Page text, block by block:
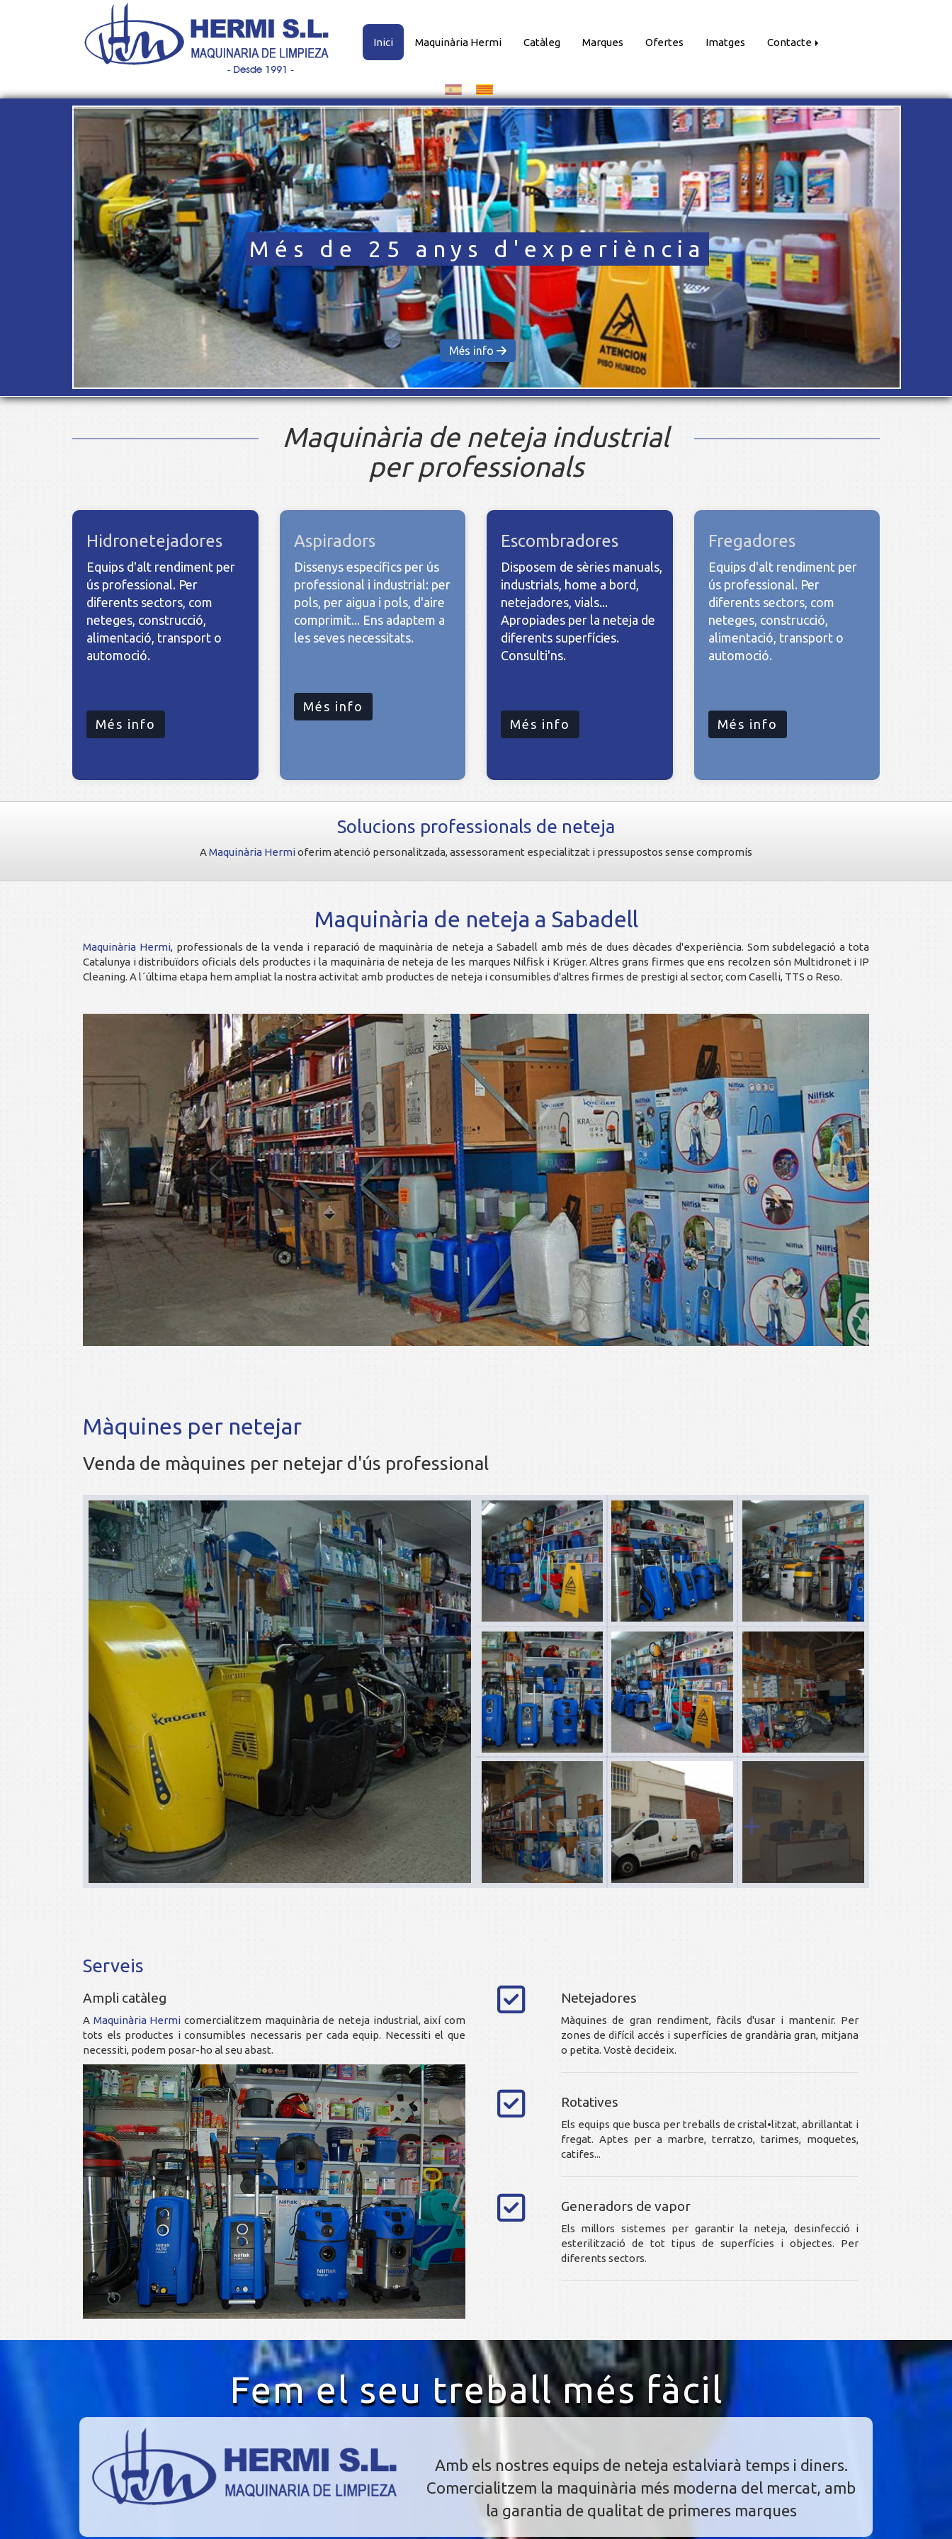
Inici Maquinària Hermi Catàleg Marques Ofertes Imatges Contacte
Primeres marques al millor preu
Maquinària de neteja a Sabadell
Maquinària de neteja industrial
per professionals
Hidronetejadores
Equips d'alt rendiment per
ús professional. Per
diferents sectors, com
neteges, construcció,
alimentació, transport o
automoció.
Més info
Aspiradors
Dissenys específics per ús
professional i industrial: per
pols, per aigua i pols, d'aire
comprimit... Ens adaptem a
les seves necessitats.
Més info
Escombradores
Disposem de sèries manuals,
industrials, home a bord,
netejadores, vials...
Apropiades per la neteja de
diferents superfícies.
Consulti'ns.
Més info
Fregadores
Equips d'alt rendiment per
ús professional. Per
diferents sectors, com
neteges, construcció,
alimentació, transport o
automoció.
Més info
Solucions professionals de neteja
AMaquinària Hermioferim atenció personalitzada, assessorament especialitzat i pressupostos sense compromís
Maquinària de neteja a Sabadell
Maquinària Hermi, professionals de la venda i reparació de maquinària de neteja a Sabadell amb més de dues dècades d'experiència. Som subdelegació a tota
Catalunya i distribuïdors oficials dels productes i la maquinària de neteja de les marques Nilfisk i Krüger. Altres grans firmes que ens recolzen són Multidronet i IP
Cleaning. A l´última etapa hem ampliat la nostra activitat amb productes de neteja i consumibles d'altres firmes de prestigi al sector, com Caselli, TTS o Reso.
Màquines per netejar
Venda de màquines per netejar d'ús professional
Serveis
Ampli catàleg
A Maquinària Hermi comercialitzem maquinària de neteja industrial, així com
tots els productes i consumibles necessaris per cada equip. Necessiti el que
necessiti, podem posar-ho al seu abast.
Netejadores
Màquines de gran rendiment, fàcils d'usar i mantenir. Per
zones de difícil accés i superfícies de grandària gran, mitjana
o petita. Vostè decideix.
Rotatives
Els equips que busca per treballs de cristal•litzat, abrillantat i
fregat. Aptes per a marbre, terratzo, tarimes, moquetes,
catifes...
Generadors de vapor
Els millors sistemes per garantir la neteja, desinfecció i
esterilització de tot tipus de superfícies i objectes. Per
diferents sectors.
Fem el seu treball més fàcil
Amb els nostres equips de neteja estalviarà temps i diners.
Comercialitzem la maquinària més moderna del mercat, amb
la garantia de qualitat de primeres marques